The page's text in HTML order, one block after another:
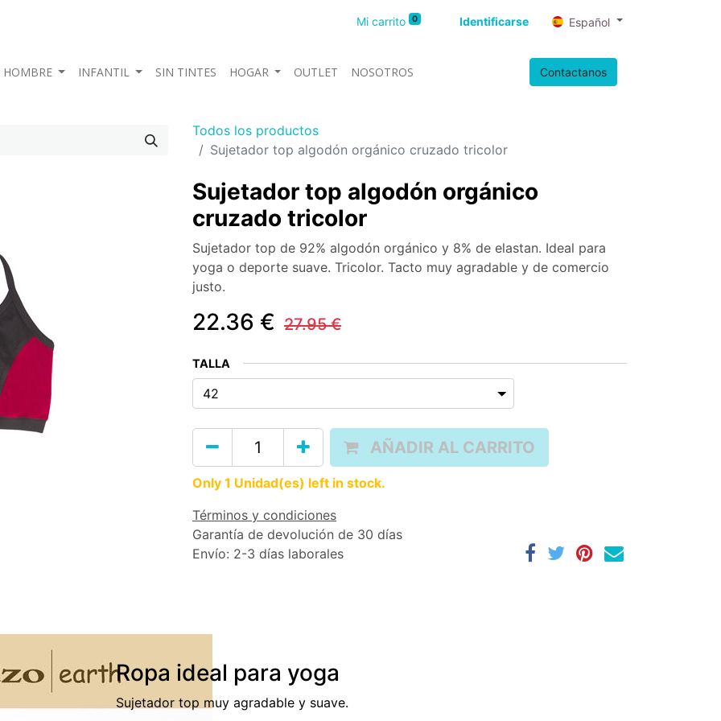
Mi carrito 0 Identificarse Español
HOMBRE INFANTIL SIN TINTES HOGAR OUTLET NOSOTROS Contactanos
Todos los productos
Sujetador top algodón orgánico cruzado tricolor
Sujetador top algodón orgánico
cruzado tricolor
Sujetador top de 92% algodón orgánico y 8% de elastan. Ideal para
yoga o deporte suave. Tricolor. Tacto muy agradable y de comercio
justo.
22.36 € 27.95€
TALLA
AÑADIR AL CARRITO
Only 1 Unidad(es) left in stock.
Términos y condiciones
Garantía de devolución de 30 días
Envío: 2-3 días laborales
Ropa ideal para yoga
Sujetador top muy agradable y suave.